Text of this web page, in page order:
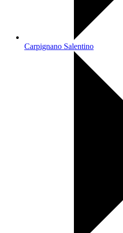
Carpignano Salentino